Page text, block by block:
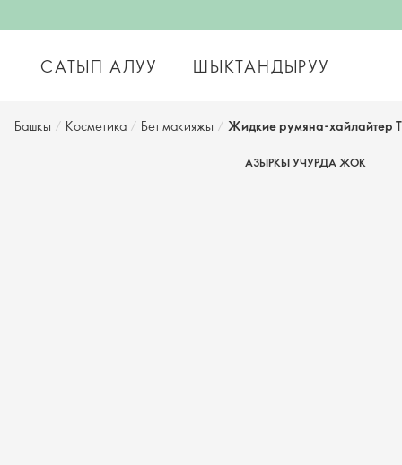
САТЫП АЛУУ ШЫКТАНДЫРУУ
Башкы / Косметика / Бет макияжы / Жидкие румяна-хайлайтер
АЗЫРКЫ УЧУРДА ЖОК